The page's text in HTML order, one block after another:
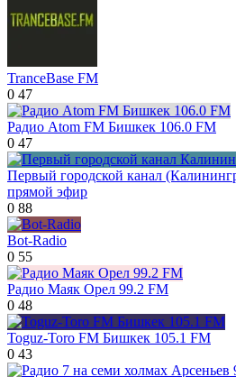
TranceBase FM
0 47
Радио Atom FM Бишкек 106.0 FM
0 47
Первый городской канал
прямой эфир
0 88
Bot-Radio
0 55
Радио Маяк Орел 99.2 FM
0 48
Toguz-Toro FM Бишкек 105.1 FM
0 43